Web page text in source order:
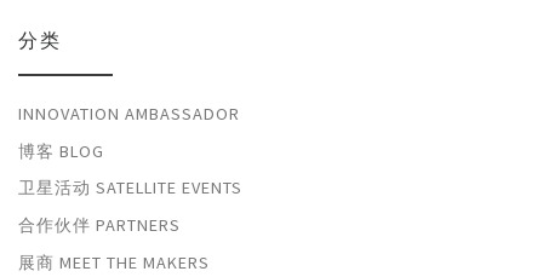
分类
INNOVATION AMBASSADOR
博客 BLOG
卫星活动 SATELLITE EVENTS
合作伙伴 PARTNERS
展商 MEET THE MAKERS